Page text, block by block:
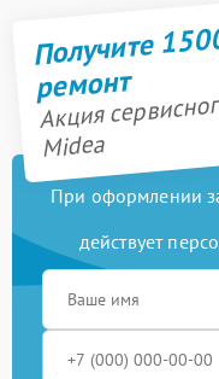
Получите
ремонт
Акция
Midea
При оформлении
действует